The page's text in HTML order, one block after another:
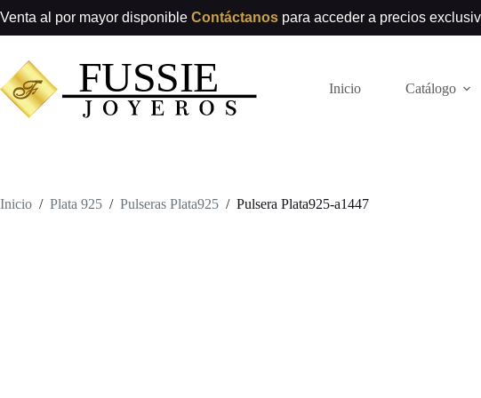
al
contenido
Venta al por mayor disponible Contáctanos para acceder a precios
Inicio Catálogo
Inicio / Plata 925 / Pulseras Plata925 / Pulsera Plata925-a1447